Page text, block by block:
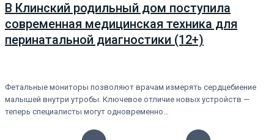
В Клинский родильный дом поступила
современная медицинская техника для
перинатальной диагностики (12+)
Фетальные мониторы позволяют врачам измерять сердцебиение
малышей внутри утробы. Ключевое отличие новых устройств —
теперь специалисты могут одновременно…